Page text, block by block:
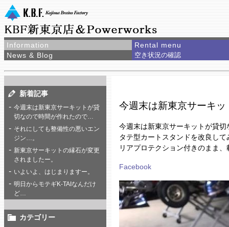
Information
Rental menu
News & Blog
空き状況の確認
今週末は新東京サーキ
今週末は新東京サーキットが貸
タテ型カートスタンドを改良して
リアプロテクション付きのまま
Facebook
新着記事
今週末は新東京サーキットが貸
切なので時間が作れたので…
それにしても整備性の悪いエン
ジン…。
新東京サーキットの縁石が変更
されましたー。
いよいよ、はじまりますー。
明日からモテギK-TAIなんだけ
ど…
カテゴリー